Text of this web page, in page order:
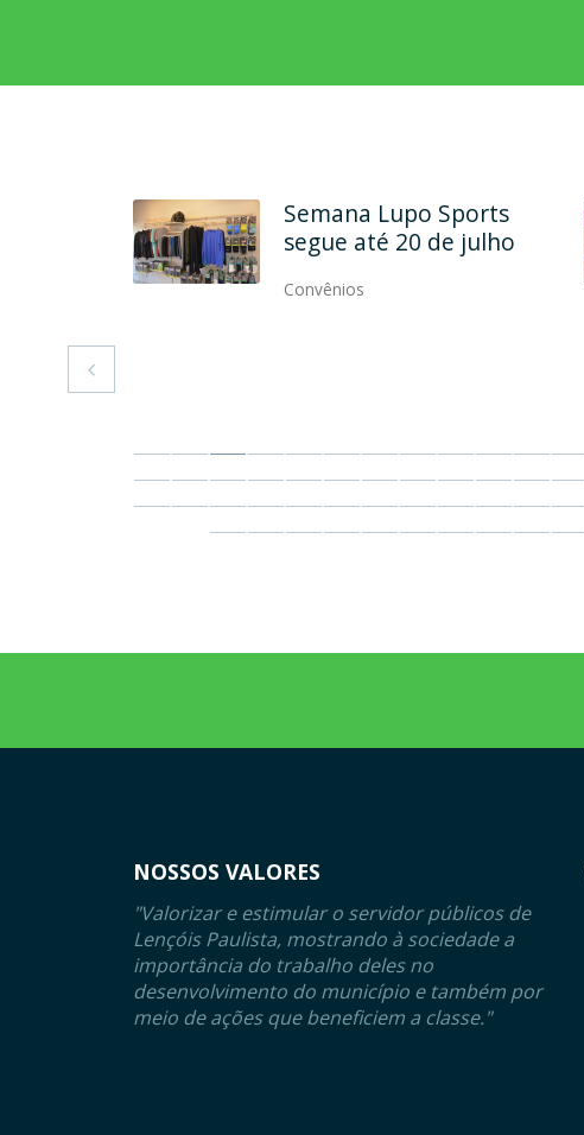
Semana Lupo Sports
segue até 20 de julho
Convênios

NOSSOS VALORES
"Valorizar e estimular o servidor públicos de
Lençóis Paulista, mostrando à sociedade a
importância do trabalho deles no
desenvolvimento do município e também por
meio de ações que beneficiem a classe."